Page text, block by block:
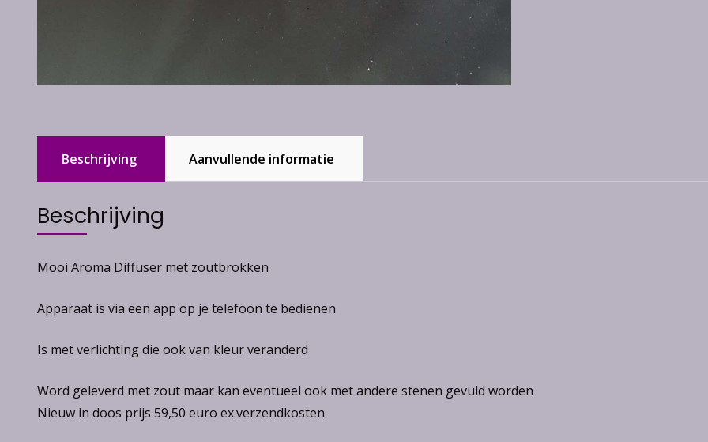
Beschrijving Aanvullende informatie
Beschrijving
Mooi Aroma Diffuser met zoutbrokken
Apparaat is via een app op je telefoon te bedienen
Is met verlichting die ook van kleur veranderd
Word geleverd met zout maar kan eventueel ook met andere stenen gevuld worden
Nieuw in doos prijs 59,50 euro ex.verzendkosten